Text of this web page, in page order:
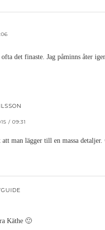
det finaste. Jag påminns åter
/ 09:31
att man lägger till en massa detaljer.
Käthe 🙂